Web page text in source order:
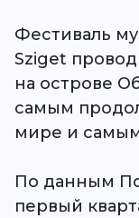
Фестиваль
Sziget
на острове
самым
мире и
По данным
первый